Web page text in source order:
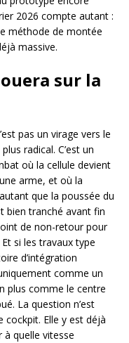
2026 compte autant :
méthode de montée
massive.
sur la
pas un virage vers le
radical. C’est un
où la cellule devient
arme, et où la
que la poussée du
bien tranché avant fin
de non-retour pour
Et si les travaux type
d’intégration
comme un
plus comme le centre
La question n’est
cockpit. Elle y est déjà
quelle vitesse